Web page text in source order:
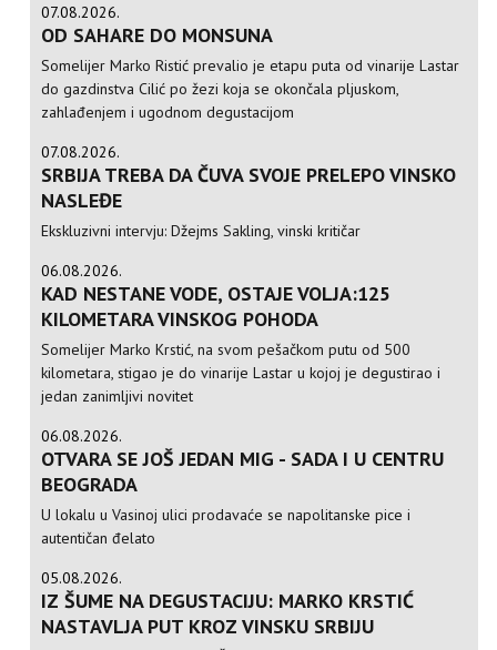
07.08.2026.
OD SAHARE DO MONSUNA
Somelijer Marko Ristić prevalio je etapu puta od vinarije Lastar
do gazdinstva Cilić po žezi koja se okončala pljuskom,
zahlađenjem i ugodnom degustacijom
07.08.2026.
SRBIJA TREBA DA ČUVA SVOJE PRELEPO VINSKO
NASLEĐE
Ekskluzivni intervju: Džejms Sakling, vinski kritičar
06.08.2026.
KAD NESTANE VODE, OSTAJE VOLJA:125
KILOMETARA VINSKOG POHODA
Somelijer Marko Krstić, na svom pešačkom putu od 500
kilometara, stigao je do vinarije Lastar u kojoj je degustirao i
jedan zanimljivi novitet
06.08.2026.
OTVARA SE JOŠ JEDAN MIG - SADA I U CENTRU
BEOGRADA
U lokalu u Vasinoj ulici prodavaće se napolitanske pice i
autentičan đelato
05.08.2026.
IZ ŠUME NA DEGUSTACIJU: MARKO KRSTIĆ
NASTAVLJA PUT KROZ VINSKU SRBIJU